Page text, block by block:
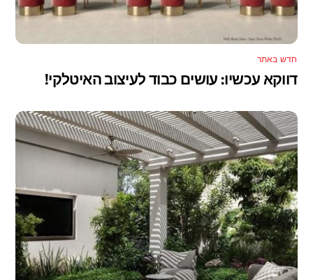
חדש באתר
דווקא עכשיו: עושים כבוד לעיצוב האיטלקי!